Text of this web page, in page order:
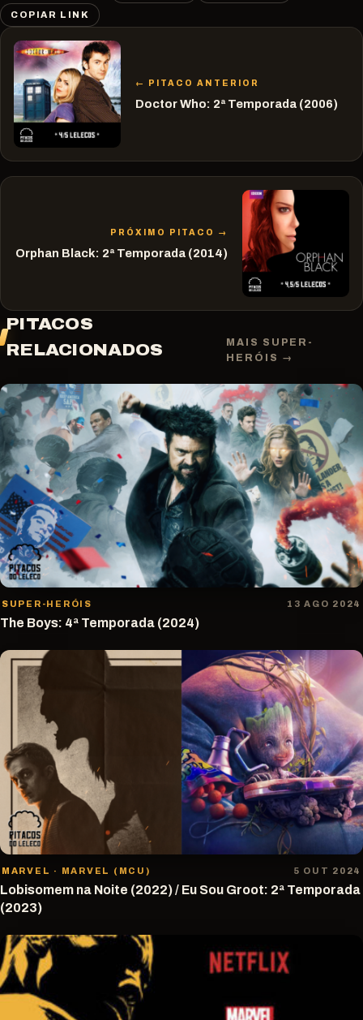
COPIAR LINK
← PITACO ANTERIOR
Doctor Who: 2ª Temporada (2006)
PRÓXIMO PITACO →
Orphan Black: 2ª Temporada (2014)
PITACOS
RELACIONADOS
MAIS SUPER-
HERÓIS →
SUPER-HERÓIS 13 AGO 2024
The Boys: 4ª Temporada (2024)
MARVEL · MARVEL (MCU) 5 OUT 2024
Lobisomem na Noite (2022) / Eu Sou Groot: 2ª Temporada
(2023)